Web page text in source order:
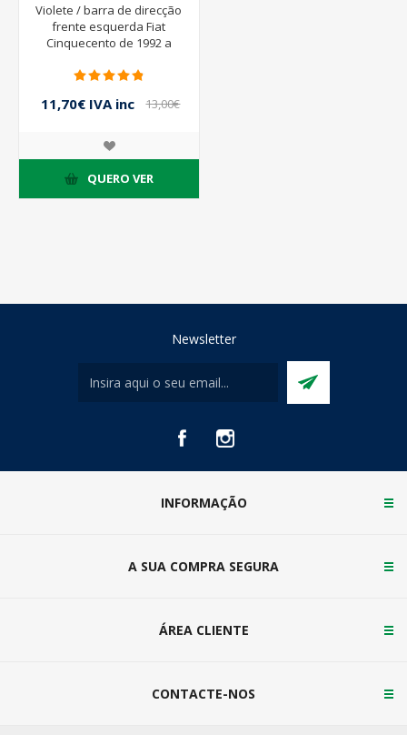
Violete / barra de direcção
frente esquerda Fiat
Cinquecento de 1992 a
11,70€ IVA inc
13,00€
QUERO VER
Newsletter
INFORMAÇÃO
A SUA COMPRA SEGURA
ÁREA CLIENTE
CONTACTE-NOS